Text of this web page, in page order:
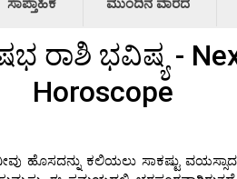
ಸಾಪ್ತಾಹಿಕ ಮುಂದಿನ ವಾರದ
ರಾಶಿ ಭವಿಷ್ಯ -
Horoscope
ಕಲಿಯಲು ಸಾಕಷ್ಟು